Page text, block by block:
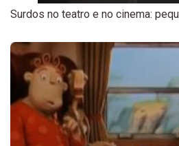
Surdos no teatro e no cinema: